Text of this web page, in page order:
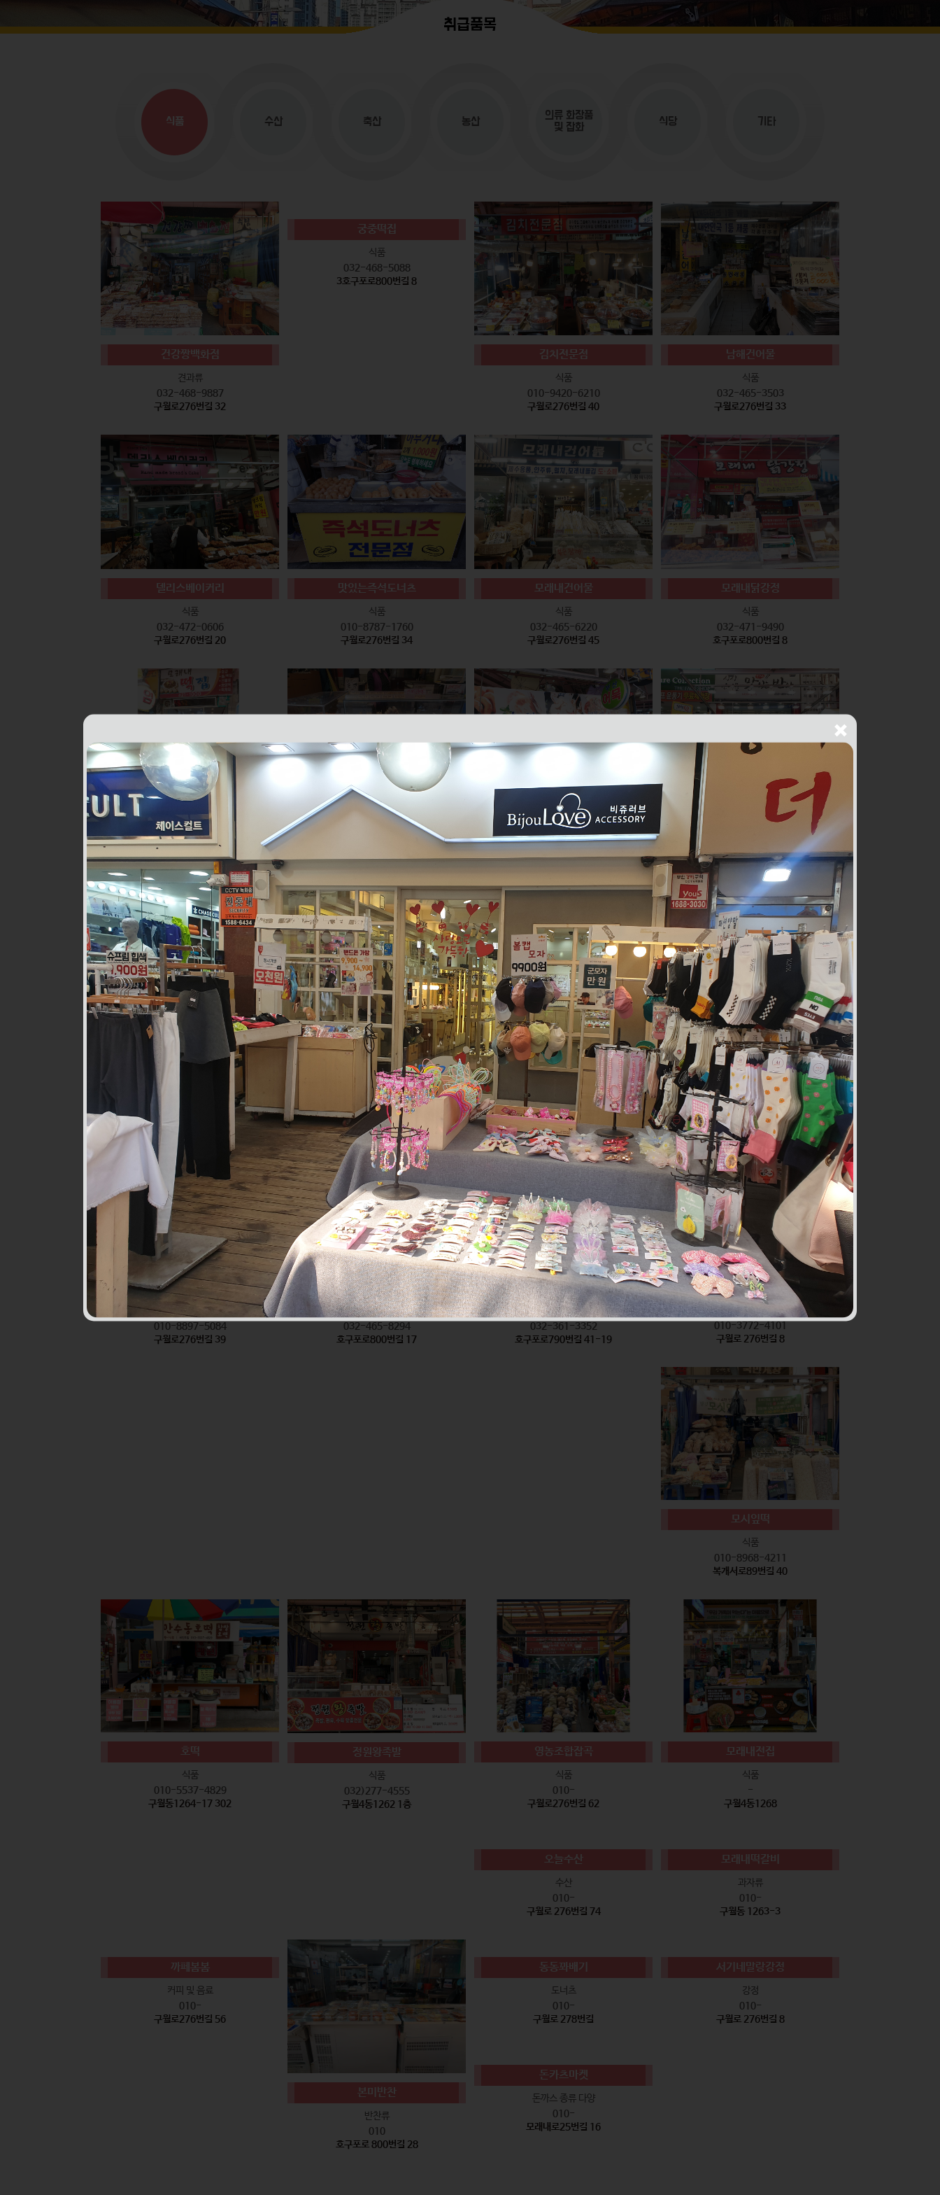
취급품목
식품 수산 축산 농산
의류 화장품
및 잡화
식당 기타
건강짱백화점
견과류
032-468-9887
구월로276번길 32
궁중떡집
식품
032-468-5088
3호구포로800번길 8
김치전문점
식품
010-9420-6210
구월로276번길 40
남해건어물
식품
032-465-3503
구월로276번길 33
델리스베이커리
식품
032-472-0606
구월로276번길 20
맛있는즉석도너츠
식품
010-8787-1760
구월로276번길 34
모래내건어물
식품
032-465-6220
구월로276번길 45
모래내닭강정
식품
032-471-9490
호구포로800번길 8
모래내떡집
식품
032-421-1000
구월로276번길 6
모래내즉석핫바
010-2626-6335
미래반찬 / 부산어묵
식품
010-2596-8847
싱싱건어물THE맛있는반찬
010-2436-1429
구월로276번길 56
웰빙즉석손두부
010-9528-3759
구월로276번길 17
윤하네건어물
식품
032-468-6024
구월로276번길 29
장수식품
010-2638-2358
구월로276번길 29
전통즉석수제강정
식품
032-467-0265
호구포로800번길 28
진로할인마트앞반찬
010-8897-5084
구월로276번길 39
착한탕국
식품
032-465-8294
호구포로800번길 17
형제방앗간
식품
032-361-3352
호구포로790번길 41-19
서기네 말랑강정
식품
010-3772-4101
구월로 276번길 8
모시잎떡
식품
010-8968-4211
복개서로89번길 40
호떡
식품
010-5537-4829
구월동1264-17 302
정원왕족발
식품
032)277-4555
구월4동1262 1층
영농조합잡곡
식품
010-
구월로276번길 62
모래내전집
식품
-
구월4동1268
오늘수산
수산
010-
구월로 276번길 74
모래내떡갈비
과자류
010-
구월동 1263-3
까페봄봄
커피 및 음료
010-
구월로276번길 56
본미반찬
반찬류
010
호구포로 800번길 28
동동꽈배기
도너츠
010-
구월로 278번길
서기네말랑강정
강정
010-
구월로 276번길 8
돈카츠마켓
돈까스 종류 다양
010-
모래내로25번길 16